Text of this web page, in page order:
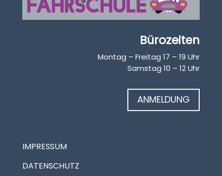
Bürozeiten
Montag – Freitag 17 – 19 Uhr
Samstag 10 – 12 Uhr
ANMELDUNG
IMPRESSUM
DATENSCHUTZ